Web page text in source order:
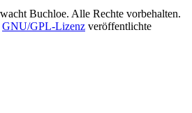
Buchloe. Alle Rechte vorbehalten.
GNU/GPL-Lizenz veröffentlichte